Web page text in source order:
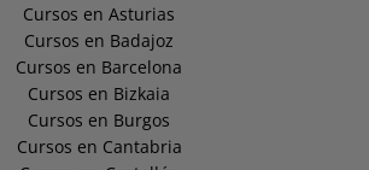
Cursos en Asturias
Cursos en Badajoz
Cursos en Barcelona
Cursos en Bizkaia
Cursos en Burgos
Cursos en Cantabria